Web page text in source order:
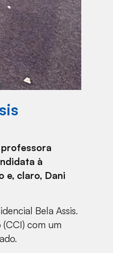
professora
à
e, claro, Dani
Bela Assis.
com um